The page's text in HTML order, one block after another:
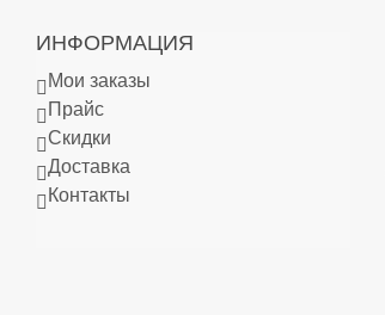
ИНФОРМАЦИЯ
Мои заказы
Прайс
Скидки
Доставка
Контакты